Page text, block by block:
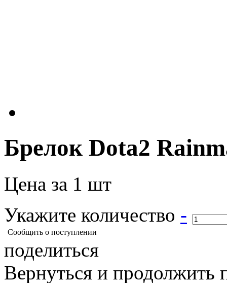
Брелок Dota2
Цена за 1 шт
Укажите количество -
Сообщить о поступлении
поделиться
Вернуться и продолжить